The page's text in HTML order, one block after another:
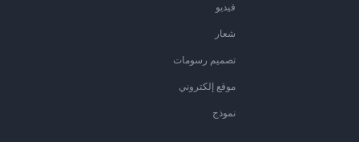
فيديو
شعار
تصميم رسومات
موقع إلكتروني
نموذج